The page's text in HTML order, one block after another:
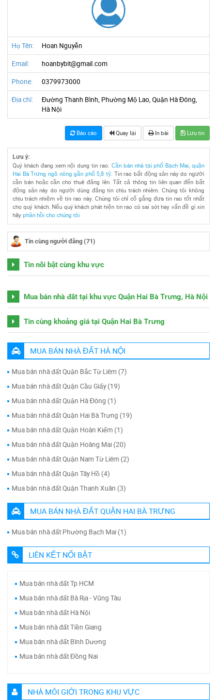
Họ Tên: Hoan Nguyễn
Email: hoanbybit@gmail.com
Phone: 0379973000
Địa chỉ:
Đường Thanh Bình, Phường Mộ Lao, Quận Hà Đông,
Hà Nội
Báo cáo Quay lại In bài Lưu tin
Lưu ý:
Quý khách đang xem nội dung tin rao: Cần bán nhà tại phố Bạch Mai, quận
Hai Bà Trưng ngõ nông gần phố 5,8 tỷ . Tin rao bất động sản này do người
cần bán hoặc cần cho thuê đăng lên. Tất cả thông tin liên quan đến bất
động sản này do người dùng đăng tin chịu trách nhiêm. Chúng tôi không
chịu trách nhiệm về tin rao này. Chúng tôi chỉ cố gắng đưa tin rao tốt nhất
cho quý khách. Nếu quý khách phát hiện tin rao có sai sót hay vấn đề gì xin
hãy phản hồi cho chúng tôi
Tin cùng người đăng (71)
Tin nổi bật cùng khu vực
Mua bán nhà đất tại khu vực Quận Hai Bà Trưng, Hà Nội
Tin cùng khoảng giá tại Quận Hai Bà Trưng
MUA BÁN NHÀ ĐẤT HÀ NỘI
Mua bán nhà đất Quận Bắc Từ Liêm (7)
Mua bán nhà đất Quận Cầu Giấy (19)
Mua bán nhà đất Quận Hà Đông (1)
Mua bán nhà đất Quận Hai Bà Trưng (19)
Mua bán nhà đất Quận Hoàn Kiếm (1)
Mua bán nhà đất Quận Hoàng Mai (20)
Mua bán nhà đất Quận Nam Từ Liêm (2)
Mua bán nhà đất Quận Tây Hồ (4)
Mua bán nhà đất Quận Thanh Xuân (3)
MUA BÁN NHÀ ĐẤT QUẬN HAI BÀ TRƯNG
Mua bán nhà đất Phường Bạch Mai (1)
LIÊN KẾT NỔI BẬT
Mua bán nhà đất Tp HCM
Mua bán nhà đất Bà Rịa - Vũng Tàu
Mua bán nhà đất Hà Nội
Mua bán nhà đất Tiền Giang
Mua bán nhà đất Bình Dương
Mua bán nhà đất Đồng Nai
NHÀ MÔI GIỚI TRONG KHU VỰC